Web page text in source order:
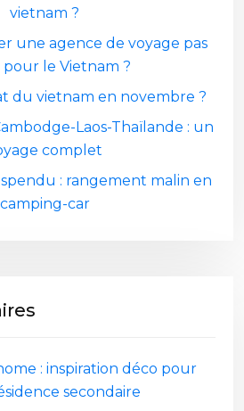
vietnam ?
une agence de voyage pas
le Vietnam ?
du vietnam en novembre ?
Laos-Thaïlande : un
complet
: rangement malin en
camping-car
: inspiration déco pour
secondaire